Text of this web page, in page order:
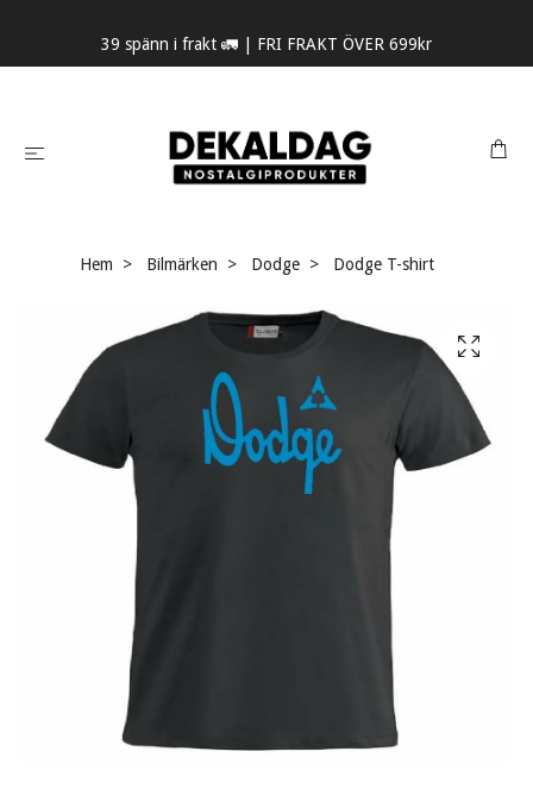
39 spänn i frakt 🚛 | FRI FRAKT ÖVER 699kr
Hem Bilmärken Dodge Dodge T-shirt